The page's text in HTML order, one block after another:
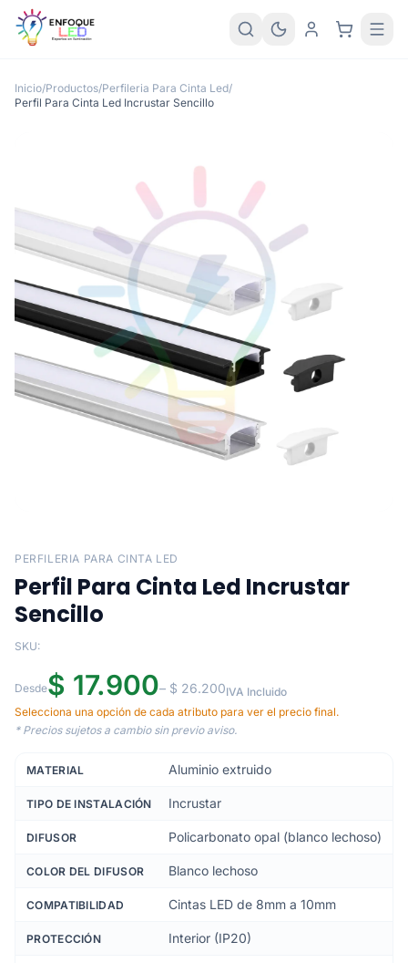
Inicio/Productos/Perfileria Para Cinta Led/
Perfil Para Cinta Led Incrustar Sencillo
PERFILERIA PARA CINTA LED
Perfil Para Cinta Led Incrustar
Sencillo
SKU:
Desde$ 17.900– $ 26.200IVA Incluido
Selecciona una opción de cada atributo para ver el precio final.
* Precios sujetos a cambio sin previo aviso.
MATERIAL Aluminio extruido
TIPO DE INSTALACIÓN Incrustar
DIFUSOR Policarbonato opal (blanco lechoso)
COLOR DEL DIFUSOR Blanco lechoso
COMPATIBILIDAD Cintas LED de 8mm a 10mm
PROTECCIÓN Interior (IP20)